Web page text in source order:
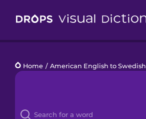
Languages
Home / American English to Swedish